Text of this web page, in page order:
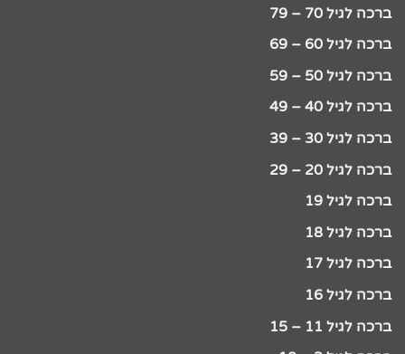
ברכה לגיל 70 – 79
ברכה לגיל 60 – 69
ברכה לגיל 50 – 59
ברכה לגיל 40 – 49
ברכה לגיל 30 – 39
ברכה לגיל 20 – 29
ברכה לגיל 19
ברכה לגיל 18
ברכה לגיל 17
ברכה לגיל 16
ברכה לגיל 11 – 15